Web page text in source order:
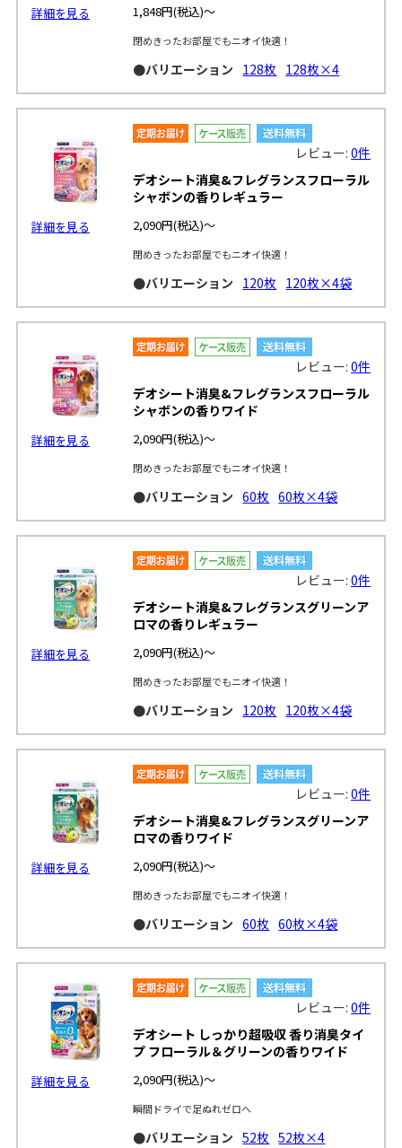
詳細を見る 1,848円(税込)～
閉めきったお部屋でもニオイ快適！
●バリエーション 128枚 128枚×4
詳細を見る
レビュー:0件
デオシート消臭&フレグランスフローラル
シャボンの香りレギュラー
2,090円(税込)～
閉めきったお部屋でもニオイ快適！
●バリエーション 120枚 120枚×4袋
詳細を見る
レビュー:0件
デオシート消臭&フレグランスフローラル
シャボンの香りワイド
2,090円(税込)～
閉めきったお部屋でもニオイ快適！
●バリエーション 60枚 60枚×4袋
詳細を見る
レビュー:0件
デオシート消臭&フレグランスグリーンア
ロマの香りレギュラー
2,090円(税込)～
閉めきったお部屋でもニオイ快適！
●バリエーション 120枚 120枚×4袋
詳細を見る
レビュー:0件
デオシート消臭&フレグランスグリーンア
ロマの香りワイド
2,090円(税込)～
閉めきったお部屋でもニオイ快適！
●バリエーション 60枚 60枚×4袋
詳細を見る
レビュー:0件
デオシート しっかり超吸収 香り消臭タイ
プ フローラル＆グリーンの香りワイド
2,090円(税込)～
瞬間ドライで足ぬれゼロへ
●バリエーション 52枚 52枚×4